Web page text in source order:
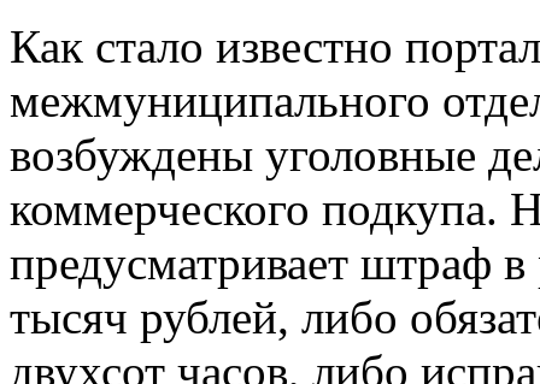
Как стало известно
межмуниципального
возбуждены уголовные
коммерческого подкупа.
предусматривает штраф в
тысяч рублей, либо
двухсот часов, либо